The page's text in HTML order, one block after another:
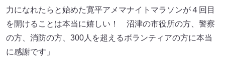
力になれたらと始めた寛平アメマナイトマラソンが４回目
を開けることは本当に嬉しい！ 沼津の市役所の方、警察
の方、消防の方、300人を超えるボランティアの方に本当
に感謝です」